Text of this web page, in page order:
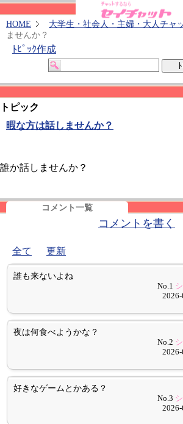
HOME 大学生・社会人・主婦・大人チャ
ませんか？
ﾄﾋﾟｯｸ作成
トピック
暇な方は話しませんか？
誰か話しませんか？
コメント一覧
コメントを書く
全て 更新
誰も来ないよね
No.1
2026-
夜は何食べようかな？
No.2
2026-
好きなゲームとかある？
No.3
2026-